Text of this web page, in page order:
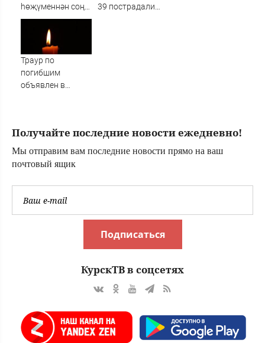
һөҗүменнән соң
Рөстәм
Миңнеханов
Татарстан
халкына
мөрәҗәгать итте
39 пострадали
Траур по
погибшим
объявлен в
Вести.ru
Получайте последние новости ежедневно!
Мы отправим вам последние новости прямо на ваш
почтовый ящик
Подписаться
КурскТВ в соцсетях